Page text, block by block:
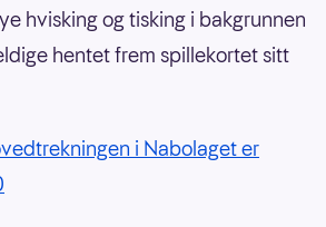
hvisking og tisking i bakgrunnen
hentet frem spillekortet sitt
i Nabolaget er